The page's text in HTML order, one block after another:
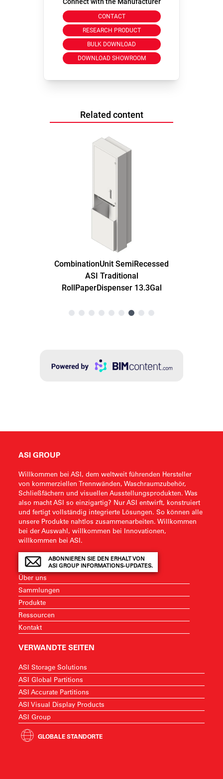
ASI GROUP
Willkommen bei ASI, dem weltweit führenden Hersteller
von kommerziellen Trennwänden, Waschraumzubehör,
Schließfächern und visuellen Ausstellungsprodukten. Was
also macht ASI so einzigartig? Nur ASI entwirft, konstruiert
und fertigt vollständig integrierte Lösungen. So können alle
unsere Produkte nahtlos zusammenarbeiten. Willkommen
bei der Auswahl, willkommen bei Innovationen,
willkommen bei ASI.
ABONNIEREN SIE DEN ERHALT VON
ASI GROUP INFORMATIONS-UPDATES.
Über uns
Sammlungen
Produkte
Ressourcen
Kontakt
VERWANDTE SEITEN
ASI Storage Solutions
ASI Global Partitions
ASI Accurate Partitions
ASI Visual Display Products
ASI Group
GLOBALE STANDORTE